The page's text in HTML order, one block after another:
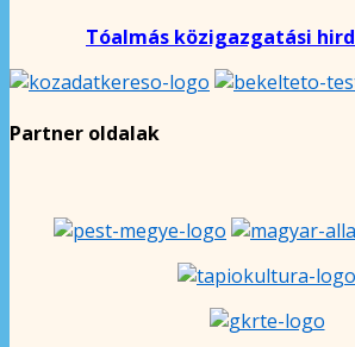
Tóalmás közigazgatási
Partner oldalak